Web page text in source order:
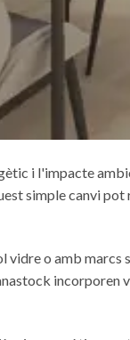
i l'impacte
simple canvi
vidre o amb
incorporen